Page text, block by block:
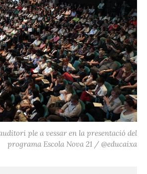
ple a vessar en la presentació del
programa Escola Nova 21 / @educaixa